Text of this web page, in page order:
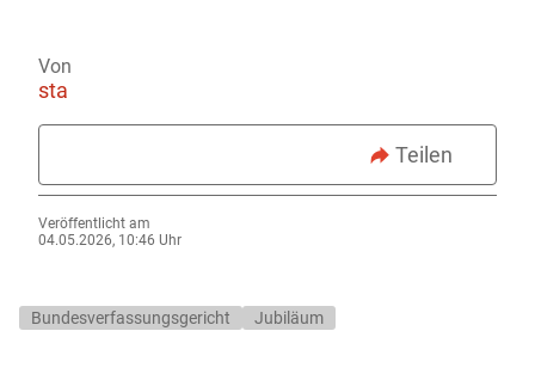
Von
sta
Teilen
Veröffentlicht am
04.05.2026, 10:46 Uhr
Bundesverfassungsgericht Jubiläum